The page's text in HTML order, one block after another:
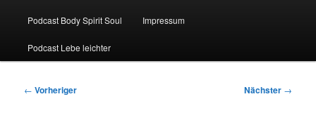
Podcast Body Spirit Soul Impressum
Podcast Lebe leichter
Beitragsnavigation
← Vorheriger Nächster →